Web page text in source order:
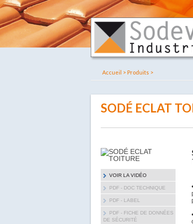
Accueil > Produits >
SODÉ ECLAT
VOIR LA VIDÉO
PDF - DOC TECHNIQUE
PDF - LABEL
PDF - FICHE DE DONNÉES
DE SÉCURITÉ
•